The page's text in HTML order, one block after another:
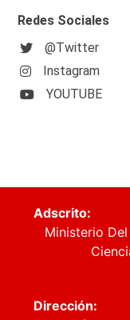
Redes Sociales
@Twitter
Instagram
YOUTUBE
Adscrito:
Ministerio
Dirección: